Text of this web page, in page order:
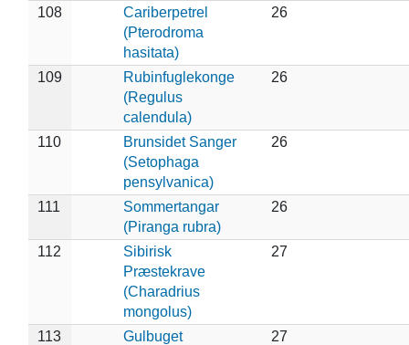
108
Cariberpetrel
(Pterodroma
hasitata)
26
109
Rubinfuglekonge
(Regulus
calendula)
26
110
Brunsidet Sanger
(Setophaga
pensylvanica)
26
111
Sommertangar
(Piranga rubra)
26
112
Sibirisk
Præstekrave
(Charadrius
mongolus)
27
113
Gulbuget
27